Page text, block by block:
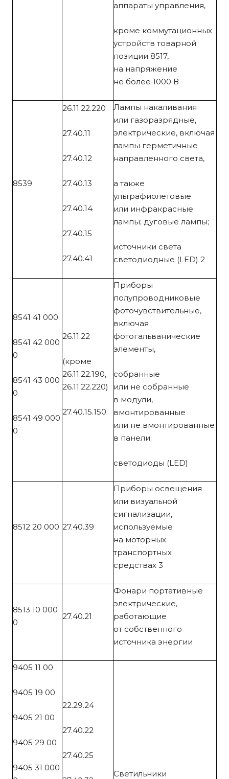
аппараты управления,
кроме коммутационных
устройств товарной
позиции 8517,
на напряжение
не более 1000 В
8539
26.11.22.220
27.40.11
27.40.12
27.40.13
27.40.14
27.40.15
27.40.41
Лампы накаливания
или газоразрядные,
электрические, включая
лампы герметичные
направленного света,
а также
ультрафиолетовые
или инфракрасные
лампы; дуговые лампы;
источники света
светодиодные (LED) 2
8541 41 000
8541 42 000
0
8541 43 000
0
8541 49 000
0
26.11.22
(кроме
26.11.22.190,
26.11.22.220)
27.40.15.150
Приборы
полупроводниковые
фоточувствительные,
включая
фотогальванические
элементы,
собранные
или не собранные
в модули,
вмонтированные
или не вмонтированные
в панели;
светодиоды (LED)
8512 20 000 27.40.39
Приборы освещения
или визуальной
сигнализации,
используемые
на моторных
транспортных
средствах 3
8513 10 000
0
27.40.21
Фонари портативные
электрические,
работающие
от собственного
источника энергии
9405 11 00
9405 19 00
9405 21 00
9405 29 00
9405 31 000
22.29.24
27.40.22
27.40.25
Светильники